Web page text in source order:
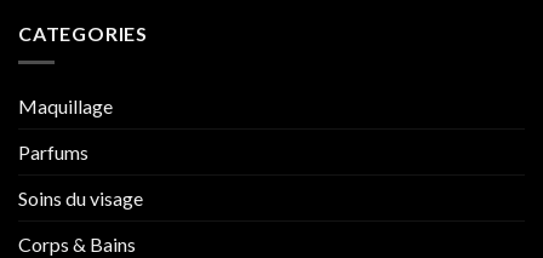
CATEGORIES
Maquillage
Parfums
Soins du visage
Corps & Bains